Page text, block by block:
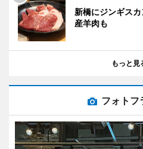
新橋にジンギス
産羊肉も
もっと見
フォトフ